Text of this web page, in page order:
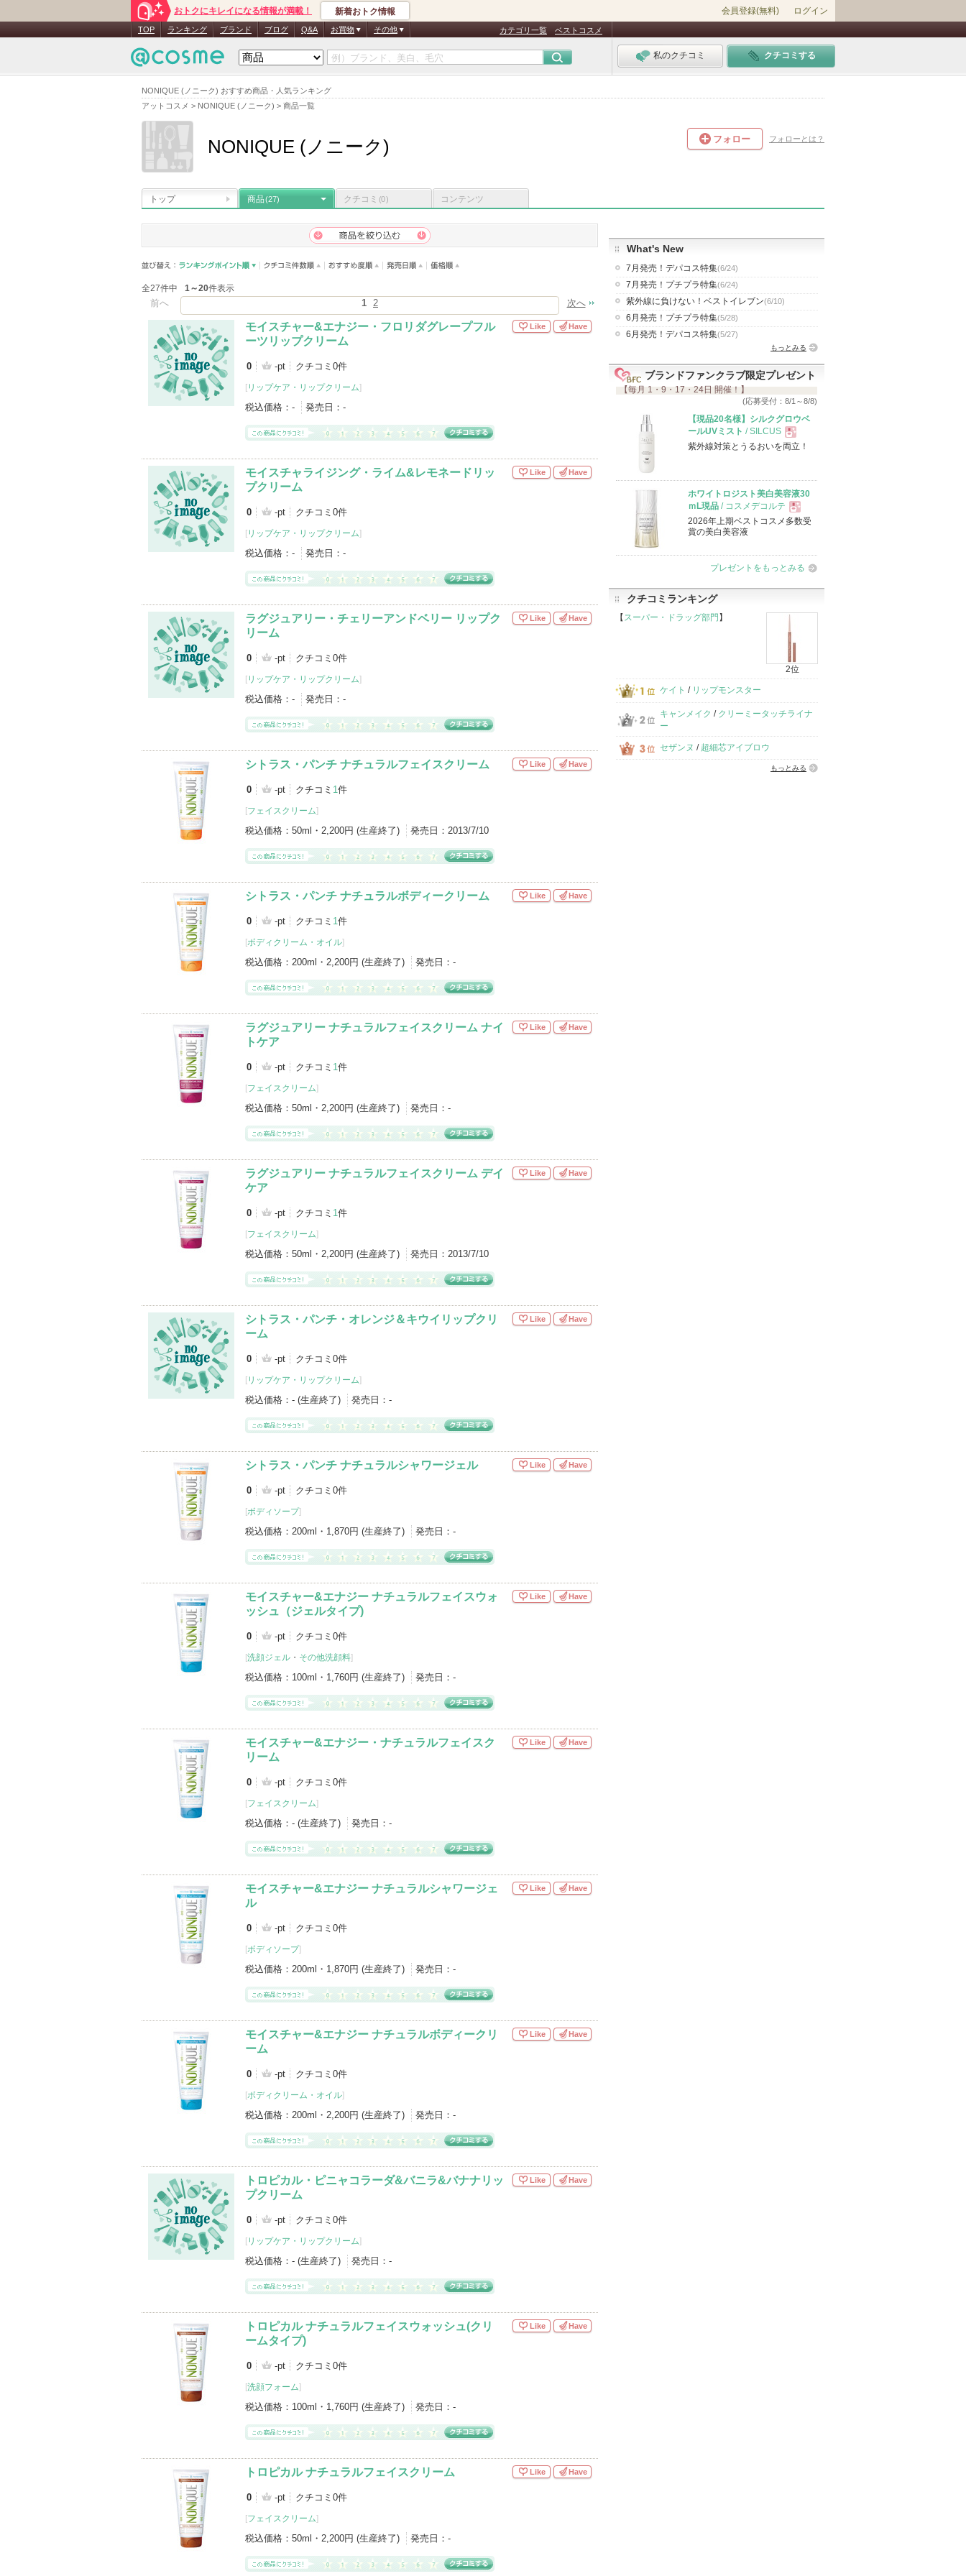
NONIQUE (ノニーク) おすすめ商品・人気ランキング
アットコスメ > NONIQUE (ノニーク) > 商品一覧
おトクにキレイになる情報が満載！ 新着おトク情報 会員登録(無料) ログイン
TOP ランキング ブランド ブログ Q&A お買物 その他 カテゴリ一覧 ベストコスメ
私のクチコミ クチコミする
NONIQUE (ノニーク) フォロー フォローとは？
トップ 商品(27) クチコミ (0) コンテンツ
全27件中 1～20件表示
前へ 1 2 次へ
モイスチャー&エナジー・フロリダグレープフル
ーツリップクリーム
0 -pt クチコミ0件
[ リップケア・リップクリーム]
税込価格： - 発売日： -
Like Have
モイスチャライジング・ライム&レモネードリッ
プクリーム
0 -pt クチコミ0件
[ リップケア・リップクリーム]
税込価格： - 発売日： -
Like Have
ラグジュアリー・チェリーアンドベリー リップク
リーム
0 -pt クチコミ0件
[ リップケア・リップクリーム]
税込価格： - 発売日： -
Like Have
シトラス・パンチ ナチュラルフェイスクリーム
0 -pt クチコミ 1件
[フェイスクリーム]
税込価格： 50ml・2,200円 (生産終了) 発売日： 2013/7/10
Like Have
シトラス・パンチ ナチュラルボディークリーム
0 -pt クチコミ 1件
[ボディクリーム・オイル]
税込価格： 200ml・2,200円 (生産終了) 発売日： -
Like Have
ラグジュアリー ナチュラルフェイスクリーム ナイ
トケア
0 -pt クチコミ 1件
[フェイスクリーム]
税込価格： 50ml・2,200円 (生産終了) 発売日： -
Like Have
ラグジュアリー ナチュラルフェイスクリーム デイ
ケア
0 -pt クチコミ 1件
[フェイスクリーム]
税込価格： 50ml・2,200円 (生産終了) 発売日： 2013/7/10
Like Have
シトラス・パンチ・オレンジ＆キウイリップクリ
ーム
0 -pt クチコミ0件
[ リップケア・リップクリーム]
税込価格： - (生産終了) 発売日： -
Like Have
シトラス・パンチ ナチュラルシャワージェル
0 -pt クチコミ0件
[ボディソープ]
税込価格： 200ml・1,870円 (生産終了) 発売日： -
Like Have
モイスチャー&エナジー ナチュラルフェイスウォ
ッシュ（ジェルタイプ)
0 -pt クチコミ0件
[洗顔ジェル ・ その他洗顔料]
税込価格： 100ml・1,760円 (生産終了) 発売日： -
Like Have
モイスチャー&エナジー・ナチュラルフェイスク
リーム
0 -pt クチコミ0件
[フェイスクリーム]
税込価格： - (生産終了) 発売日： -
Like Have
モイスチャー&エナジー ナチュラルシャワージェ
ル
0 -pt クチコミ0件
[ボディソープ]
税込価格： 200ml・1,870円 (生産終了) 発売日： -
Like Have
モイスチャー&エナジー ナチュラルボディークリ
ーム
0 -pt クチコミ0件
[ボディクリーム・オイル]
税込価格： 200ml・2,200円 (生産終了) 発売日： -
Like Have
トロピカル・ピニャコラーダ&バニラ&バナナリッ
プクリーム
0 -pt クチコミ0件
[ リップケア・リップクリーム]
税込価格： - (生産終了) 発売日： -
Like Have
トロピカル ナチュラルフェイスウォッシュ(クリ
ームタイプ)
0 -pt クチコミ0件
[洗顔フォーム]
税込価格： 100ml・1,760円 (生産終了) 発売日： -
Like Have
トロピカル ナチュラルフェイスクリーム
0 -pt クチコミ0件
[フェイスクリーム]
税込価格： 50ml・2,200円 (生産終了) 発売日： -
Like Have
What's New
7月発売！デパコス特集(6/24)
7月発売！プチプラ特集(6/24)
紫外線に負けない！ベストイレブン(6/10)
6月発売！プチプラ特集(5/28)
6月発売！デパコス特集(5/27)
もっとみる
ブランドファンクラブ限定プレゼント
【毎月 1・9・17・24日 開催！】
(応募受付：8/1～8/8)
【現品20名様】シルクグロウベ
ールUVミスト / SILCUS
現
品
紫外線対策とうるおいを両立！
ホワイトロジスト美白美容液30
ｍL現品 / コスメデコルテ
現
品
2026年上期ベストコスメ多数受
賞の美白美容液
プレゼントをもっとみる
クチコミランキング
【 スーパー・ドラッグ部門 】
2位
ケイト / リップモンスター
キャンメイク / クリーミータッチライナ
ー
セザンヌ / 超細芯アイブロウ
もっとみる